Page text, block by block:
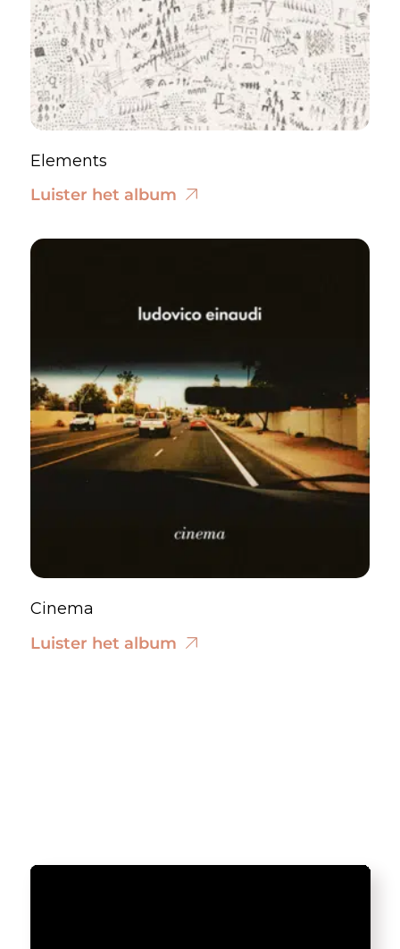
Elements
Luister het album
Cinema
Luister het album